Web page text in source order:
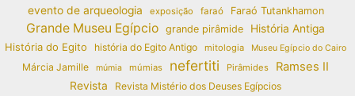
evento de arqueologia exposição faraó Faraó Tutankhamon
Grande Museu Egípcio grande pirâmide
História Antiga
História do Egito
história do Egito Antigo mitologia Museu Egípcio do Cairo
Márcia Jamille múmia múmias nefertiti Pirâmides Ramses II
Revista
Revista Mistério dos Deuses Egípcios